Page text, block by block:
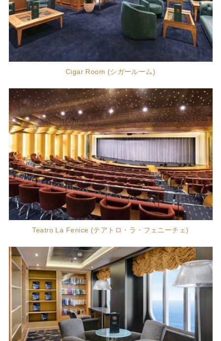
Cigar Room (シガールーム)
Teatro La Fenice (テアトロ・ラ・フェニーチェ)